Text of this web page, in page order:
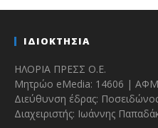
ΙΔΙΟΚΤΗΣΙΑ
ΗΛΟΡΙΑ ΠΡΕΣΣ Ο.Ε.
Μητρώο eMedia: 14606 |
Διεύθυνση έδρας:
Διαχειριστής: Ιωάννης